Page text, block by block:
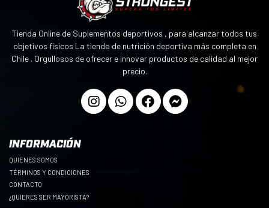
Tienda Online de Suplementos deportivos , para alcanzar todos tus
objetivos físicos La tienda de nutrición deportiva más completa en
Chile . Orgullosos de ofrecer e innovar productos de calidad al mejor
precio.
INFORMACIÓN
QUIENES SOMOS
TÉRMINOS Y CONDICIONES
CONTACTO
¿QUIERES SER MAYORISTA?